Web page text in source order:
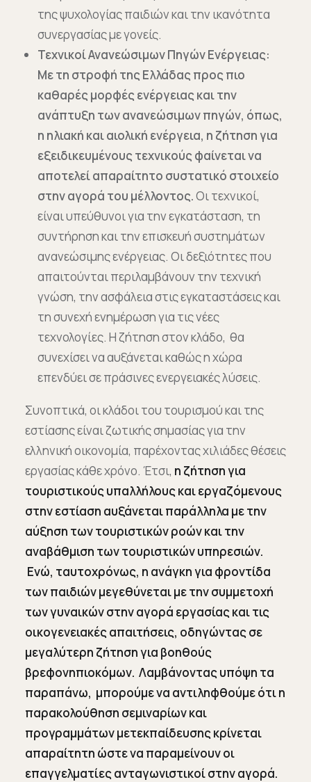
της ψυχολογίας παιδιών και την ικανότητα
συνεργασίας με γονείς.
Τεχνικοί Ανανεώσιμων Πηγών Ενέργειας:
Με τη στροφή της Ελλάδας προς πιο
καθαρές μορφές ενέργειας και την
ανάπτυξη των ανανεώσιμων πηγών, όπως,
η ηλιακή και αιολική ενέργεια, η ζήτηση για
εξειδικευμένους τεχνικούς φαίνεται να
αποτελεί απαραίτητο συστατικό στοιχείο
στην αγορά του μέλλοντος.Οι τεχνικοί,
είναι υπεύθυνοι για την εγκατάσταση, τη
συντήρηση και την επισκευή συστημάτων
ανανεώσιμης ενέργειας. Οι δεξιότητες που
απαιτούνται περιλαμβάνουν την τεχνική
γνώση, την ασφάλεια στις εγκαταστάσεις και
τη συνεχή ενημέρωση για τις νέες
τεχνολογίες. Η ζήτηση στον κλάδο, θα
συνεχίσει να αυξάνεται καθώς η χώρα
επενδύει σε πράσινες ενεργειακές λύσεις.
Συνοπτικά, οι κλάδοι του τουρισμού και της
εστίασης είναι ζωτικής σημασίας για την
ελληνική οικονομία, παρέχοντας χιλιάδες θέσεις
εργασίας κάθε χρόνο. Έτσι, η ζήτηση για
τουριστικούς υπαλλήλους και εργαζόμενους
στην εστίαση αυξάνεται παράλληλα με την
αύξηση των τουριστικών ροών και την
αναβάθμιση των τουριστικών υπηρεσιών.
Ενώ, ταυτοχρόνως, η ανάγκη για φροντίδα
των παιδιών μεγεθύνεται με την συμμετοχή
των γυναικών στην αγορά εργασίας και τις
οικογενειακές απαιτήσεις, οδηγώντας σε
μεγαλύτερη ζήτηση για βοηθούς
βρεφονηπιοκόμων. Λαμβάνοντας υπόψη τα
παραπάνω, μπορούμε να αντιληφθούμε ότι η
παρακολούθηση σεμιναρίων και
προγραμμάτων μετεκπαίδευσης κρίνεται
απαραίτητη ώστε να παραμείνουν οι
επαγγελματίες ανταγωνιστικοί στην αγορά.